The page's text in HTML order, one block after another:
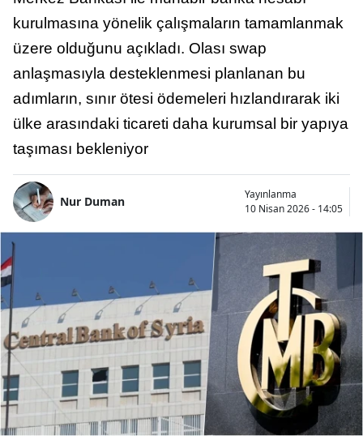
kurulmasına yönelik çalışmaların tamamlanmak
üzere olduğunu açıkladı. Olası swap
anlaşmasıyla desteklenmesi planlanan bu
adımların, sınır ötesi ödemeleri hızlandırarak iki
ülke arasındaki ticareti daha kurumsal bir yapıya
taşıması bekleniyor
Nur Duman
Yayınlanma
10 Nisan 2026 - 14:05